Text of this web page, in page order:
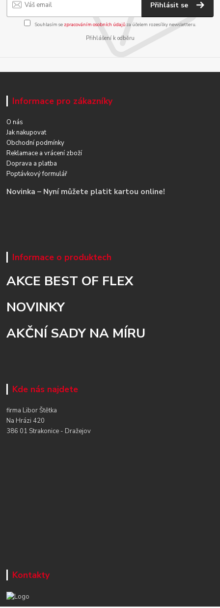
Přihlásit se
Souhlasím se zpracováním osobních údajůza účelem rozesílky newsletteru.
Přihlášení k odběru
Informace pro zákazníky
O nás
Jak nakupovat
Obchodní podmínky
Reklamace a vrácení zboží
Doprava a platba
Poptávkový formulář
Novinka – Nyní můžete platit kartou online!
Informace o produktech
AKCE BEST OF FLEX
NOVINKY
AKČNÍ SADY NA MÍRU
Kde nás najdete
firma Libor Štětka
Na Hrázi 420
386 01 Strakonice - Dražejov
Kontakty